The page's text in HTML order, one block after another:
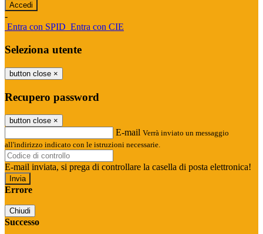
-
Entra con SPID Entra con CIE
Seleziona utente
button close ×
Recupero password
button close ×
E-mail Verrà inviato un messaggio
all'indirizzo indicato con le istruzioni necessarie.
E-mail inviata, si prega di controllare la casella di posta elettronica!
Errore
Chiudi
Successo